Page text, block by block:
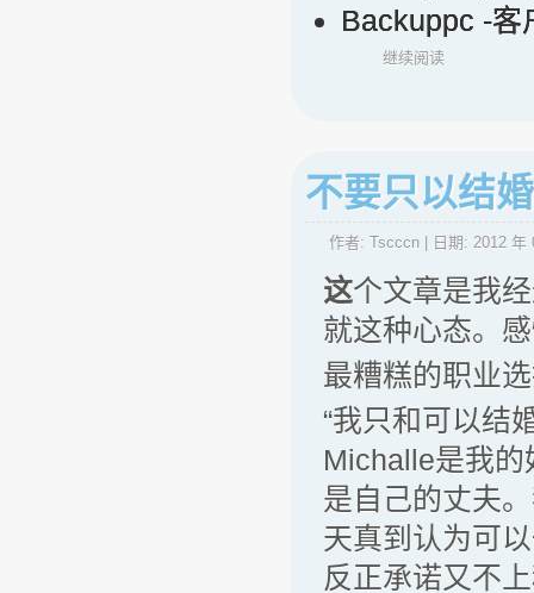
Backuppc -
继续阅读
不要只以结
作者: Tscccn | 日期: 2012 年
这个文章是我
就这种心态。
最糟糕的职业
“我只和可以结
Michalle是我
是自己的丈夫
天真到认为可
反正承诺又不